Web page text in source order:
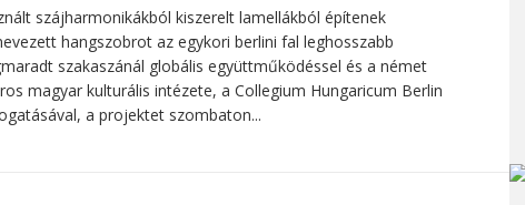
szájharmonikákból kiszerelt lamellákból építenek
hangszobrot az egykori berlini fal leghosszabb
szakaszánál globális együttműködéssel és a német
magyar kulturális intézete, a Collegium Hungaricum Berlin
a projektet szombaton...